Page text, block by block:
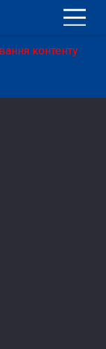
публічної оферти
контенту